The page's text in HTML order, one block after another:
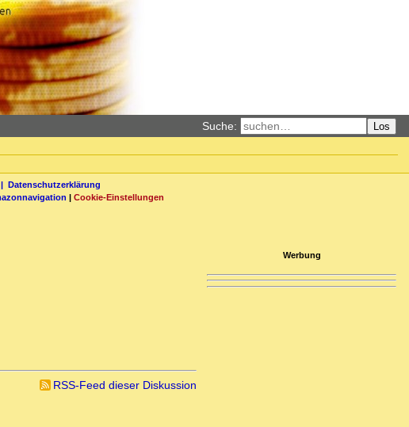
Suche: Los
Datenschutzerklärung
| Cookie-Einstellungen
RSS-Feed dieser Diskussion
Werbung